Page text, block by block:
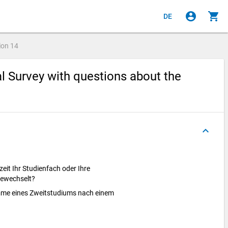
DE account_circle shopping_cart
14
Survey with questions about the
keyboard_arrow_up
Ihr Studienfach oder Ihre
eines Zweitstudiums nach einem